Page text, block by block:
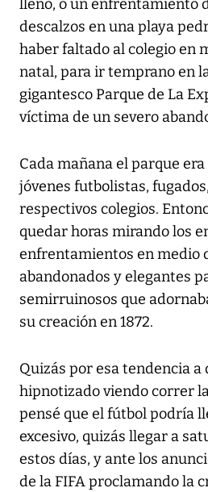
lleno, o un enfrentamiento
descalzos en una playa
haber faltado al colegio en
natal, para ir temprano en
gigantesco Parque de La
víctima de un severo
Cada mañana el parque
jóvenes futbolistas,
respectivos colegios.
quedar horas mirando los
enfrentamientos en medio
abandonados y elegantes
semirruinosos que
su creación en 1872.
Quizás por esa tendencia a
hipnotizado viendo correr
pensé que el fútbol podría
excesivo, quizás llegar a
estos días, y ante los
de la FIFA proclamando la